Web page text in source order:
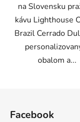
na Slovensku
kávu Lighthouse
Brazil Cerrado
obalom a...
Facebook